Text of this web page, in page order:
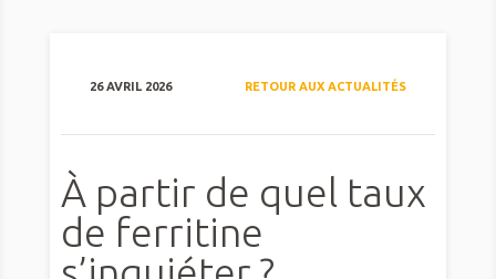
26 AVRIL 2026 RETOUR AUX ACTUALITÉS
À partir de quel taux
de ferritine